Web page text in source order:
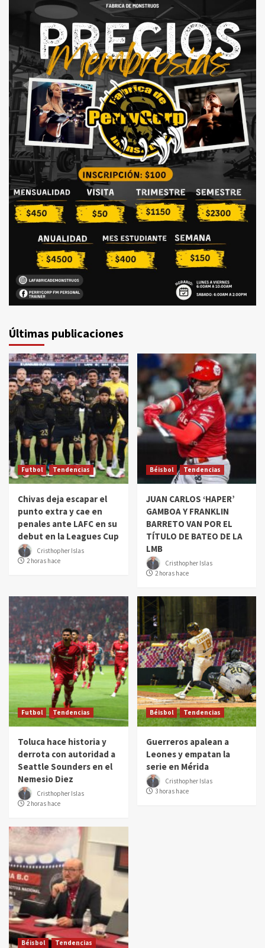
Últimas publicaciones
Futbol Tendencias
Chivas deja escapar el
punto extra y cae en
penales ante LAFC en su
debut en la Leagues Cup
Cristhopher Islas
2 horas hace
Béisbol Tendencias
JUAN CARLOS ‘HAPER’
GAMBOA Y FRANKLIN
BARRETO VAN POR EL
TÍTULO DE BATEO DE LA
LMB
Cristhopher Islas
2 horas hace
Futbol Tendencias
Toluca hace historia y
derrota con autoridad a
Seattle Sounders en el
Nemesio Diez
Cristhopher Islas
2 horas hace
Béisbol Tendencias
Guerreros apalean a
Leones y empatan la
serie en Mérida
Cristhopher Islas
3 horas hace
Béisbol Tendencias